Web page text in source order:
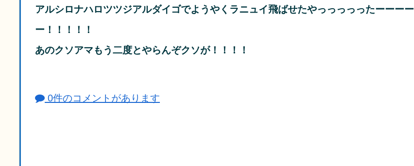
アルシロナハロツツジアルダイゴでようやくラニュイ飛ばせたやっっっっったーーーー
ー！！！！！
あのクソアマもう二度とやらんぞクソが！！！！
0件のコメントがあります